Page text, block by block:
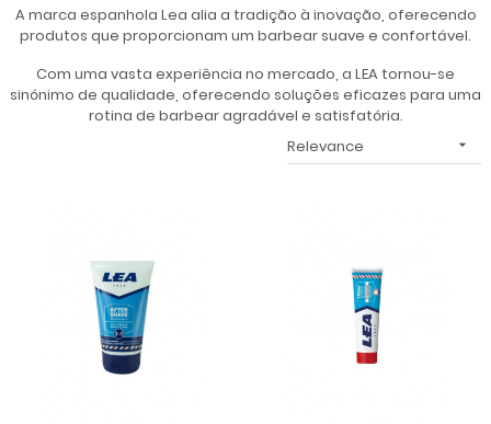
A marca espanhola Lea alia a tradição à inovação, oferecendo
produtos que proporcionam um barbear suave e confortável.
Com uma vasta experiência no mercado, a LEA tornou-se
sinónimo de qualidade, oferecendo soluções eficazes para uma
rotina de barbear agradável e satisfatória.
Relevance
